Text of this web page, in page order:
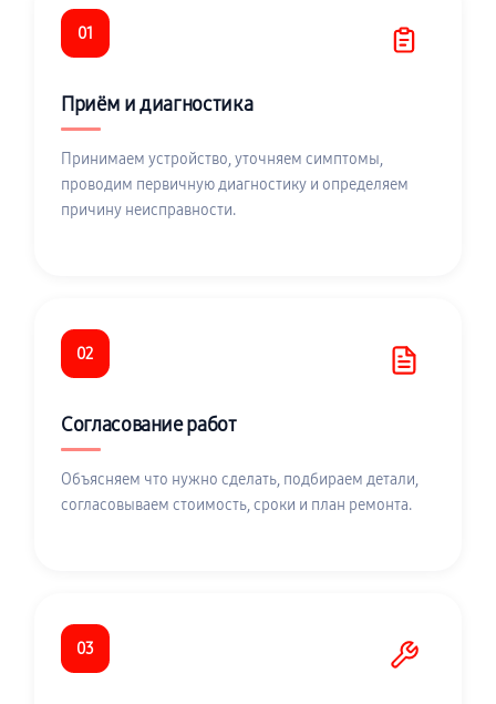
01
Приём и диагностика
Принимаем устройство, уточняем симптомы,
проводим первичную диагностику и определяем
причину неисправности.
02
Согласование работ
Объясняем что нужно сделать, подбираем детали,
согласовываем стоимость, сроки и план ремонта.
03